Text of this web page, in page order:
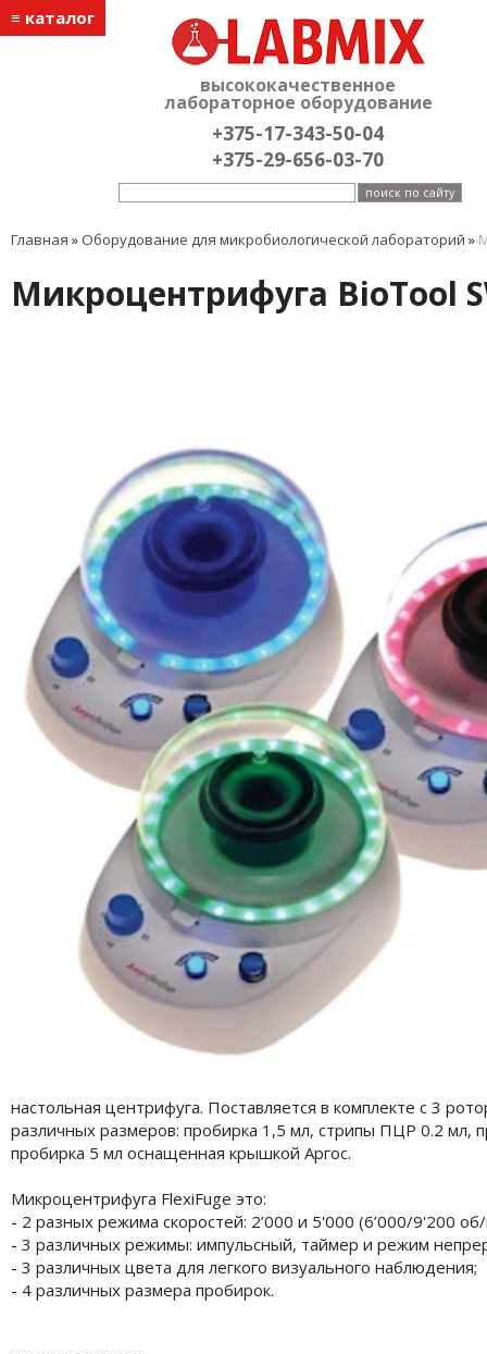
≡ каталог
высококачественное
лабораторное оборудование
+375-17-343-50-04
+375-29-656-03-70
Главная » Оборудование для микробиологической лабораторий »
Mикроцентрифуга BioTool
настольная центрифуга. Поставляется в комплекте с 3
различных размеров: пробирка 1,5 мл, стрипы ПЦР 0.2 мл,
пробирка 5 мл оснащенная крышкой Аргос.
Mикроцентрифуга FlexiFuge это:
- 2 разных режима скоростей: 2’000 и 5'000 (6’000/9'200
- 3 различных режимы: импульсный, таймер и режим
- 3 различных цвета для легкого визуального наблюдения;
- 4 различных размера пробирок.